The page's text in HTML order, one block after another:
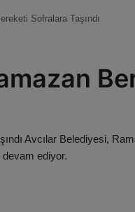
Sofralara Taşındı
Avcılar Belediyesi,
ediyor.